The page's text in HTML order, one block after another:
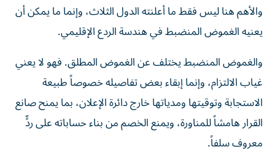
والأهم هنا ليس فقط ما أعلنته الدول الثلاث، وإنما ما يمكن أن
يعنيه الغموض المنضبط في هندسة الردع الإقليمي.
والغموض المنضبط يختلف عن الغموض المطلق. فهو لا يعني
غياب الالتزام، وإنما إبقاء بعض تفاصيله خصوصاً طبيعة
الاستجابة وتوقيتها ومدياتها خارج دائرة الإعلان، بما يمنح صانع
القرار هامشاً للمناورة، ويمنع الخصم من بناء حساباته على ردٍّ
معروف سلفاً.